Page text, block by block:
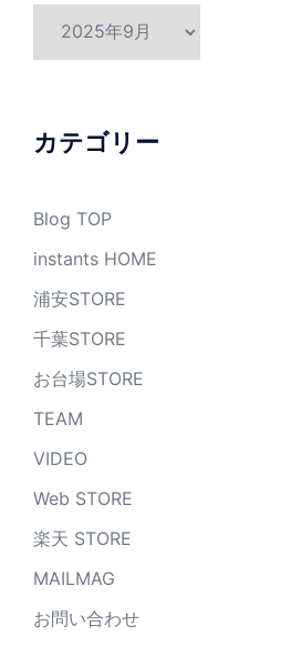
ブ
カテゴリー
Blog TOP
instants HOME
浦安STORE
千葉STORE
お台場STORE
TEAM
VIDEO
Web STORE
楽天 STORE
MAILMAG
お問い合わせ